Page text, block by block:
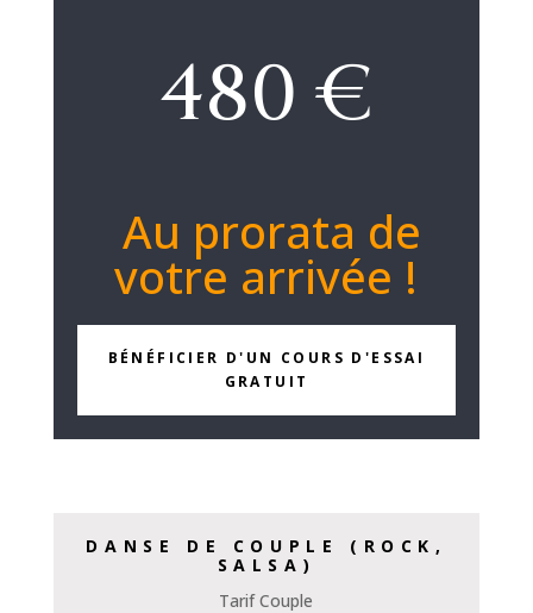
480 €
Au prorata de
votre arrivée !
BÉNÉFICIER D'UN COURS D'ESSAI
GRATUIT
DANSE DE COUPLE (ROCK,
SALSA)
Tarif Couple